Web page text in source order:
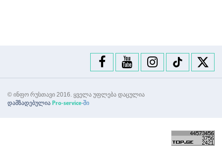
© ინფო რუსთავი 2016. ყველა უფლება დაცულია
დამზადებულია Pro-service-ში